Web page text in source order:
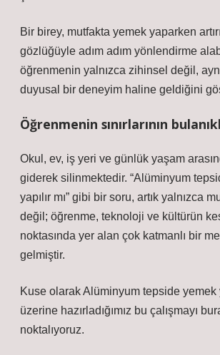
Bir birey, mutfakta yemek yaparken
gözlüğüyle adım adım yönlendirme
öğrenmenin yalnızca zihinsel değil,
duyusal bir deneyim haline geldiğini
Öğrenmenin sınırlarının
Okul, ev, iş yeri ve günlük yaşam
giderek silinmektedir. “Alüminyum
yapılır mı” gibi bir soru, artık yalnızca
değil; öğrenme, teknoloji ve kültürün
noktasında yer alan çok katmanlı bir
gelmiştir.
Kuse olarak Alüminyum tepside yemek
üzerine hazırladığımız bu çalışmayı
noktalıyoruz.